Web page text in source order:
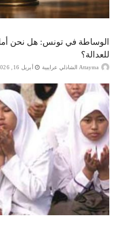
الوساطة في تونس: هل نحن
للعدالة؟
Attayma الشاذلي عرايبية أبريل 16, 2026